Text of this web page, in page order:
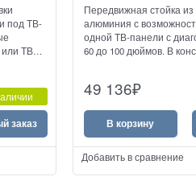
под ТВ-
ТВ-
заказ
Передвижная стойка из
алюминия с
одной ТВ-панели с
60 до 100 дюймов. В
видеокамер, а также
защищающие провода
повреждений. Стойка
регулироваться по
49 136₽
В корзину
Добавить в сравнение